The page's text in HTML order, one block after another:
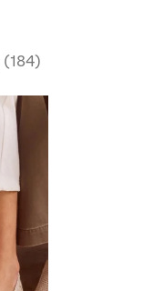
(184)